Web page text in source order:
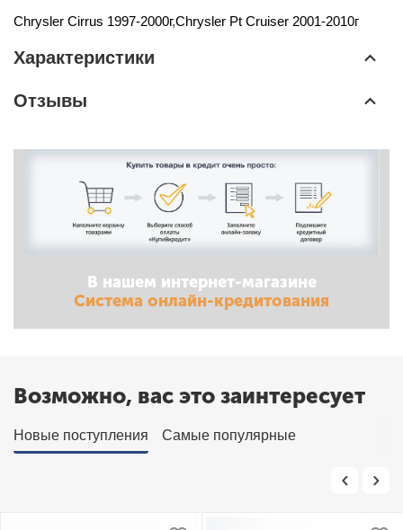
Chrysler Cirrus 1997-2000г,Chrysler Pt Cruiser 2001-2010г
Характеристики
Отзывы
В нашем интернет-магазине
Система онлайн-кредитования
Возможно, вас это заинтересует
Новые поступления Самые популярные